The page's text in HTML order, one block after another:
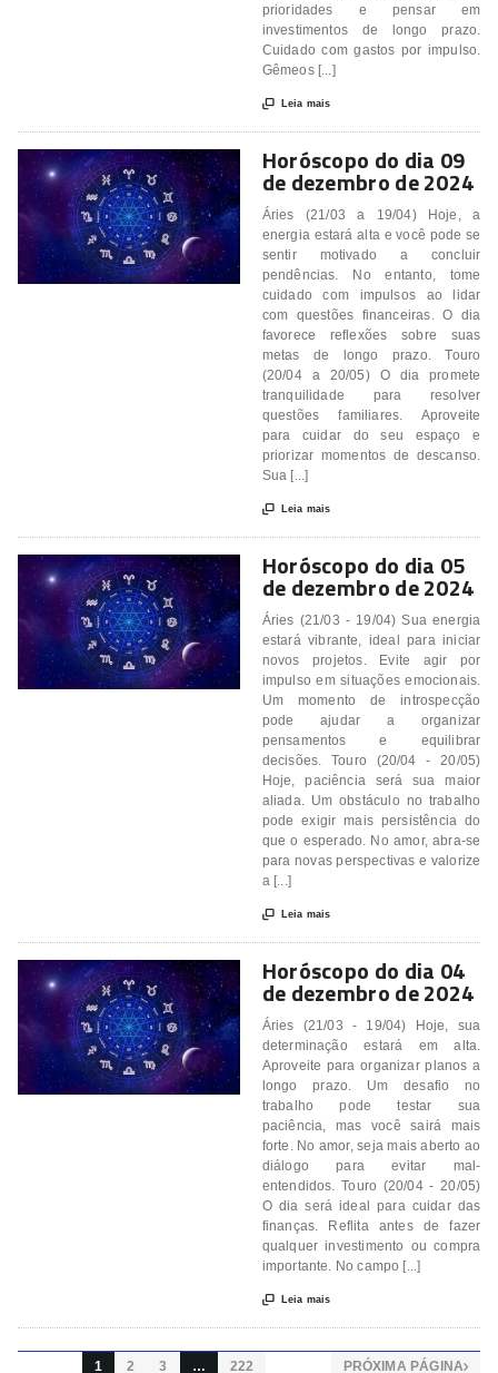
prioridades e pensar em
investimentos de longo prazo.
Cuidado com gastos por impulso.
Gêmeos [...]
 Leia mais
Horóscopo do dia 09
de dezembro de 2024
Áries (21/03 a 19/04) Hoje, a
energia estará alta e você pode se
sentir motivado a concluir
pendências. No entanto, tome
cuidado com impulsos ao lidar
com questões financeiras. O dia
favorece reflexões sobre suas
metas de longo prazo. Touro
(20/04 a 20/05) O dia promete
tranquilidade para resolver
questões familiares. Aproveite
para cuidar do seu espaço e
priorizar momentos de descanso.
Sua [...]
 Leia mais
Horóscopo do dia 05
de dezembro de 2024
Áries (21/03 - 19/04) Sua energia
estará vibrante, ideal para iniciar
novos projetos. Evite agir por
impulso em situações emocionais.
Um momento de introspecção
pode ajudar a organizar
pensamentos e equilibrar
decisões. Touro (20/04 - 20/05)
Hoje, paciência será sua maior
aliada. Um obstáculo no trabalho
pode exigir mais persistência do
que o esperado. No amor, abra-se
para novas perspectivas e valorize
a [...]
 Leia mais
Horóscopo do dia 04
de dezembro de 2024
Áries (21/03 - 19/04) Hoje, sua
determinação estará em alta.
Aproveite para organizar planos a
longo prazo. Um desafio no
trabalho pode testar sua
paciência, mas você sairá mais
forte. No amor, seja mais aberto ao
diálogo para evitar mal-
entendidos. Touro (20/04 - 20/05)
O dia será ideal para cuidar das
finanças. Reflita antes de fazer
qualquer investimento ou compra
importante. No campo [...]
 Leia mais
1 2 3 … 222 PRÓXIMA PÁGINA